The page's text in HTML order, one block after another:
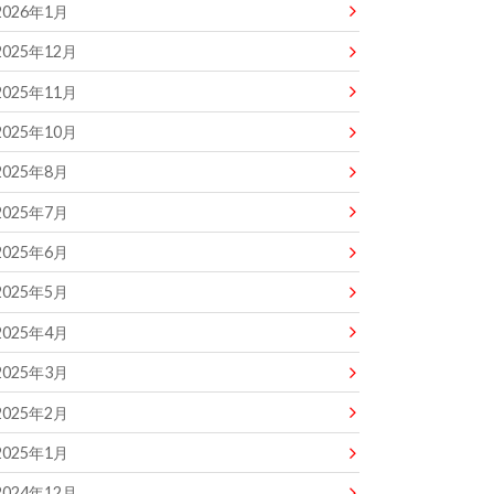
年1月
年12月
年11月
年10月
年8月
年7月
年6月
年5月
年4月
年3月
年2月
年1月